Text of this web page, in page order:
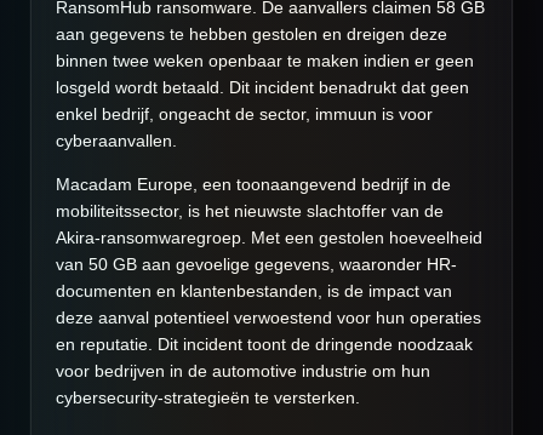
RansomHub ransomware. De aanvallers claimen 58 GB
aan gegevens te hebben gestolen en dreigen deze
binnen twee weken openbaar te maken indien er geen
losgeld wordt betaald. Dit incident benadrukt dat geen
enkel bedrijf, ongeacht de sector, immuun is voor
cyberaanvallen.
Macadam Europe, een toonaangevend bedrijf in de
mobiliteitssector, is het nieuwste slachtoffer van de
Akira-ransomwaregroep. Met een gestolen hoeveelheid
van 50 GB aan gevoelige gegevens, waaronder HR-
documenten en klantenbestanden, is de impact van
deze aanval potentieel verwoestend voor hun operaties
en reputatie. Dit incident toont de dringende noodzaak
voor bedrijven in de automotive industrie om hun
cybersecurity-strategieën te versterken.